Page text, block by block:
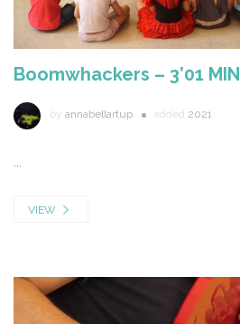
Boomwhackers – 3’01 MIN
by annabellartup added 2021
...
VIEW